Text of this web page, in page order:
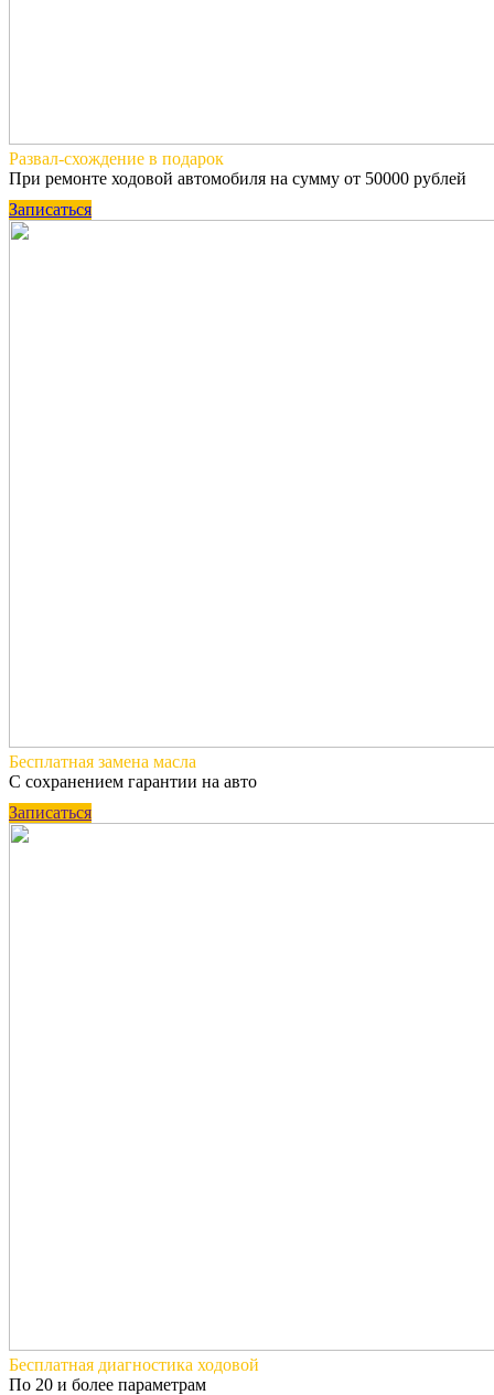
Развал-схождение в подарок
При ремонте ходовой автомобиля на сумму от 50000 рублей
Записаться
Бесплатная замена масла
С сохранением гарантии на авто
Записаться
Бесплатная диагностика ходовой
По 20 и более параметрам